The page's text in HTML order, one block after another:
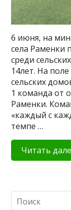
6 июня, на
села Раменки
среди
14лет. На
сельских
1 команда от
Раменки.
«каждый с
темпе …
Читать